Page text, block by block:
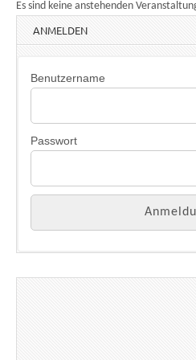
Es sind keine anstehenden
ANMELDEN
Benutzername
Passwort